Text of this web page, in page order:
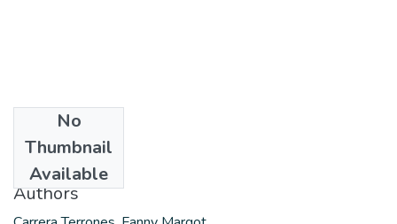
No
Thumbnail
Available
2018-01
Authors